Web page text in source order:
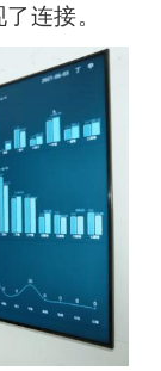
连接。